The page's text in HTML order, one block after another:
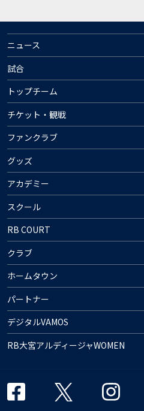
ニュース
試合
トップチーム
チケット・観戦
ファンクラブ
グッズ
アカデミー
スクール
RB COURT
クラブ
ホームタウン
パートナー
デジタルVAMOS
RB大宮アルディージャWOMEN